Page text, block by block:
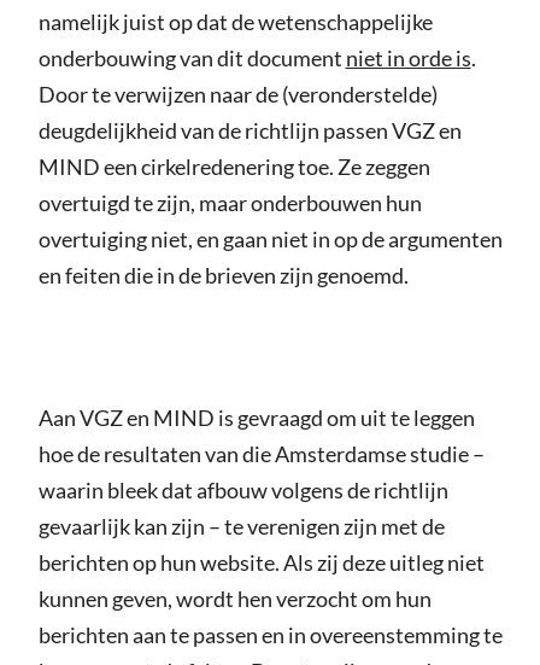
namelijk juist op dat de wetenschappelijke
onderbouwing van dit document niet in orde is.
Door te verwijzen naar de (veronderstelde)
deugdelijkheid van de richtlijn passen VGZ en
MIND een cirkelredenering toe. Ze zeggen
overtuigd te zijn, maar onderbouwen hun
overtuiging niet, en gaan niet in op de argumenten
en feiten die in de brieven zijn genoemd.
Aan VGZ en MIND is gevraagd om uit te leggen
hoe de resultaten van die Amsterdamse studie –
waarin bleek dat afbouw volgens de richtlijn
gevaarlijk kan zijn – te verenigen zijn met de
berichten op hun website. Als zij deze uitleg niet
kunnen geven, wordt hen verzocht om hun
berichten aan te passen en in overeenstemming te